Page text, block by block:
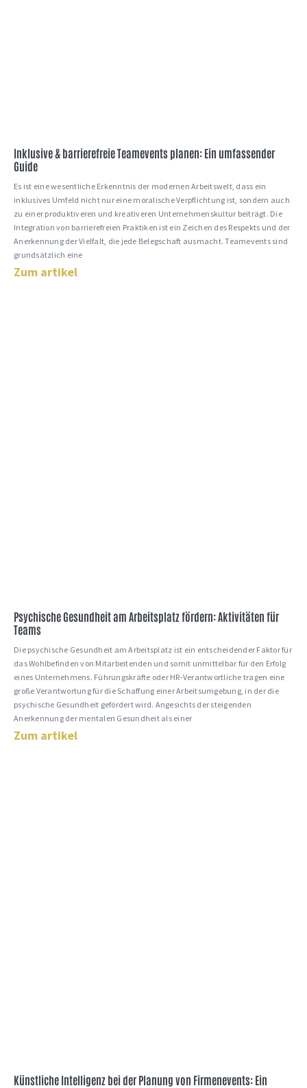
Inklusive & barrierefreie Teamevents planen: Ein umfassender
Guide
Es ist eine wesentliche Erkenntnis der modernen Arbeitswelt, dass ein
inklusives Umfeld nicht nur eine moralische Verpflichtung ist, sondern auch
zu einer produktiveren und kreativeren Unternehmenskultur beiträgt. Die
Integration von barrierefreien Praktiken ist ein Zeichen des Respekts und der
Anerkennung der Vielfalt, die jede Belegschaft ausmacht. Teamevents sind
grundsätzlich eine
Zum artikel
Psychische Gesundheit am Arbeitsplatz fördern: Aktivitäten für
Teams
Die psychische Gesundheit am Arbeitsplatz ist ein entscheidender Faktor für
das Wohlbefinden von Mitarbeitenden und somit unmittelbar für den Erfolg
eines Unternehmens. Führungskräfte oder HR-Verantwortliche tragen eine
große Verantwortung für die Schaffung einer Arbeitsumgebung, in der die
psychische Gesundheit gefördert wird. Angesichts der steigenden
Anerkennung der mentalen Gesundheit als einer
Zum artikel
Künstliche Intelligenz bei der Planung von Firmenevents: Ein